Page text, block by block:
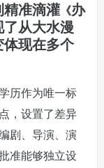
精准滴灌《办
从大水漫
现在多个
历作为唯一标
，设置了差异
剧、导演、演
准能够独立设